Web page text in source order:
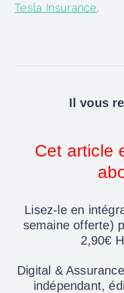
Tesla Insurance.
Il vous
Cet article
Lisez-le en
semaine offerte)
2,90€
Digital &
indépendant,